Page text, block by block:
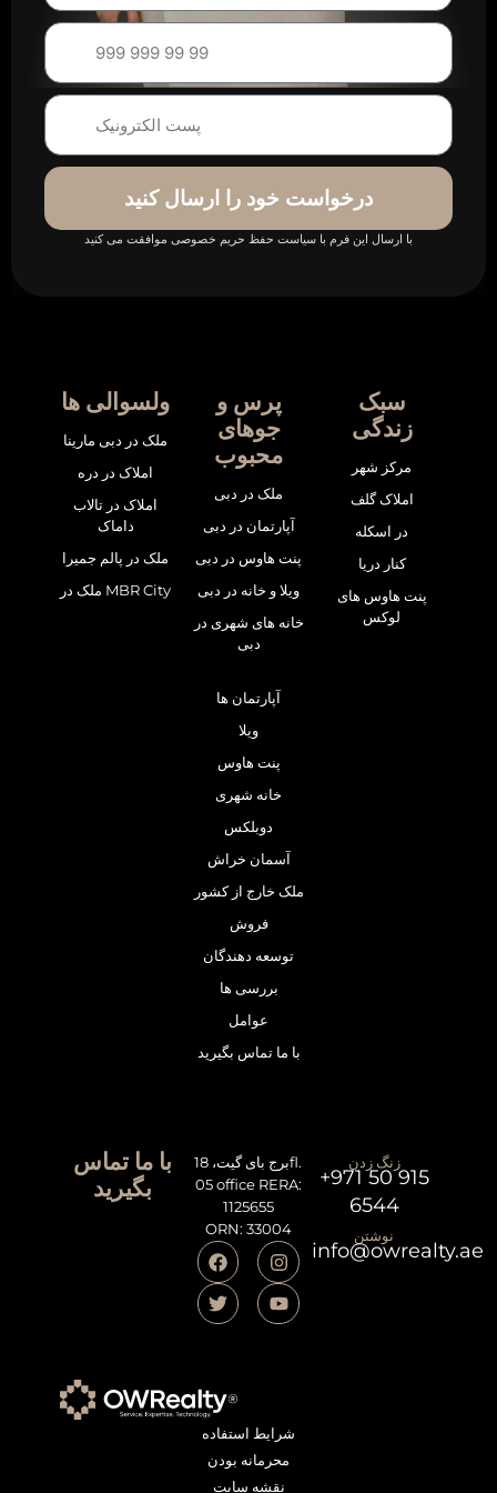
درخواست خود را ارسال کنید
با ارسال این فرم با سیاست حفظ حریم خصوصی موافقت می کنید
ولسوالی ها
ملک در دبی مارینا
املاک در دره
املاک در تالاب
داماک
ملک در پالم جمیرا
ملک در MBR City
پرس و
جوهای
محبوب
ملک در دبی
آپارتمان در دبی
پنت هاوس در دبی
ویلا و خانه در دبی
خانه های شهری در
دبی
سبک
زندگی
مرکز شهر
املاک گلف
در اسکله
کنار دریا
پنت هاوس های
لوکس
آپارتمان ها
ویلا
پنت هاوس
خانه شهری
دوبلکس
آسمان خراش
ملک خارج از کشور
فروش
توسعه دهندگان
بررسی ها
عوامل
با ما تماس بگیرید
با ما تماس
بگیرید
برج بای گیت، 18fl.
05 office RERA:
1125655
ORN: 33004
زنگ زدن
+971 50 915
6544
نوشتن
info@owrealty.ae
شرایط استفاده
محرمانه بودن
نقشه سایت